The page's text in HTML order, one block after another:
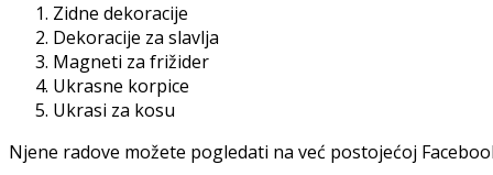
Zidne dekoracije
Dekoracije za slavlja
Magneti za frižider
Ukrasne korpice
Ukrasi za kosu
Njene radove možete pogledati na već postojećoj